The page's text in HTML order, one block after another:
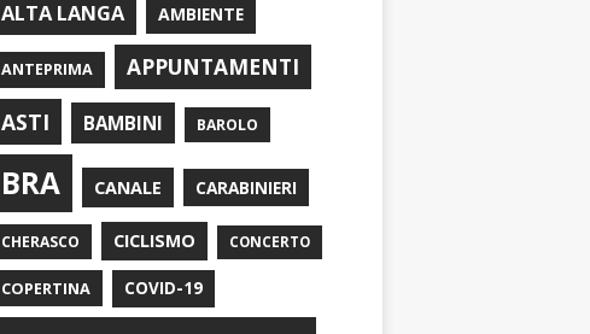
ALTA LANGA AMBIENTE
ANTEPRIMA
APPUNTAMENTI
ASTI
BAMBINI BAROLO
BRA CANALE CARABINIERI
CHERASCO CICLISMO CONCERTO
COPERTINA COVID-19